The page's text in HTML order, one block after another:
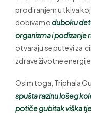
prodiranjem u tkiva
dobivamoduboku
organizma i podizanje
otvaraju se putevi za
zdrave životne energije.
Osim toga, Triphala
spušta razinu lošeg
potiče gubitak viška